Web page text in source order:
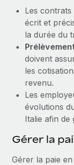
Les
écrit et
la durée du
doivent
les
revenu.
Les
évolutions
Italie afin de
Gérer la
Gérer la paie